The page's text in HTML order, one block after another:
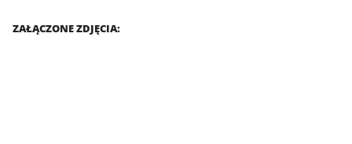
ZAŁĄCZONE ZDJĘCIA: